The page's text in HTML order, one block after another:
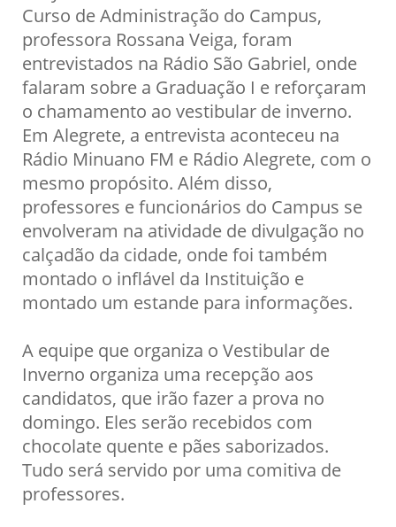
Curso de Administração do Campus,
professora Rossana Veiga, foram
entrevistados na Rádio São Gabriel, onde
falaram sobre a Graduação I e reforçaram
o chamamento ao vestibular de inverno.
Em Alegrete, a entrevista aconteceu na
Rádio Minuano FM e Rádio Alegrete, com o
mesmo propósito. Além disso,
professores e funcionários do Campus se
envolveram na atividade de divulgação no
calçadão da cidade, onde foi também
montado o inflável da Instituição e
montado um estande para informações.
A equipe que organiza o Vestibular de
Inverno organiza uma recepção aos
candidatos, que irão fazer a prova no
domingo. Eles serão recebidos com
chocolate quente e pães saborizados.
Tudo será servido por uma comitiva de
professores.